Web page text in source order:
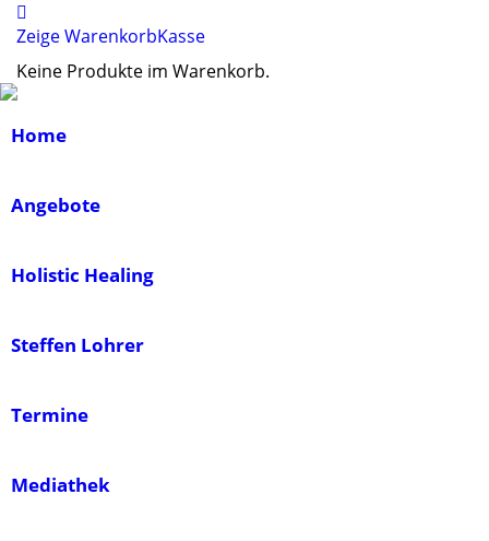
Zeige WarenkorbKasse
Keine Produkte im Warenkorb.
Home
Angebote
Holistic Healing
Steffen Lohrer
Termine
Mediathek